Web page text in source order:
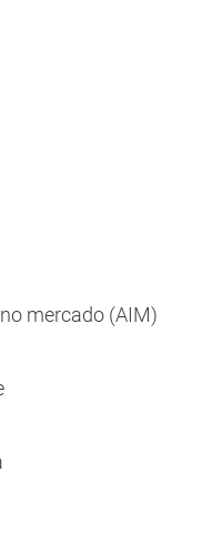
mercado (AIM)